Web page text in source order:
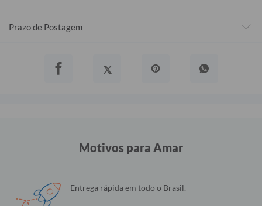
Prazo de Postagem
Motivos para Amar
Entrega rápida em todo o Brasil.